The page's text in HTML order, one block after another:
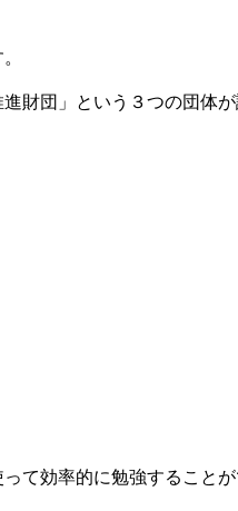
財団」という３つの団体
て効率的に勉強することが